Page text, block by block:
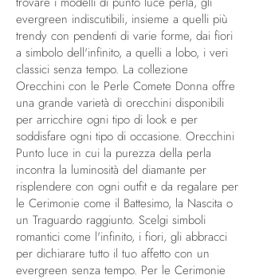
evergreen indiscutibili, insieme a quelli più
trendy con pendenti di varie forme, dai fiori
a simbolo dell'infinito, a quelli a lobo, i veri
classici senza tempo. La collezione
Orecchini con le Perle Comete Donna offre
una grande varietà di orecchini disponibili
per arricchire ogni tipo di look e per
soddisfare ogni tipo di occasione. Orecchini
Punto luce in cui la purezza della perla
incontra la luminosità del diamante per
risplendere con ogni outfit e da regalare per
le Cerimonie come il Battesimo, la Nascita o
un Traguardo raggiunto. Scelgi simboli
romantici come l'infinito, i fiori, gli abbracci
per dichiarare tutto il tuo affetto con un
evergreen senza tempo. Per le Cerimonie